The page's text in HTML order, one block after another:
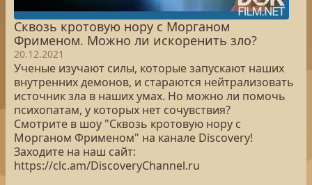
Сквозь кротовую нору с Морганом
Фрименом. Можно ли искоренить зло?
20.12.2021
Ученые изучают силы, которые запускают наших
внутренних демонов, и стараются нейтрализовать
источник зла в наших умах. Но можно ли помочь
психопатам, у которых нет сочувствия?
Смотрите в шоу "Сквозь кротовую нору с
Морганом Фрименом" на канале Discovery!
Заходите на наш сайт:
https://clc.am/DiscoveryChannel.ru